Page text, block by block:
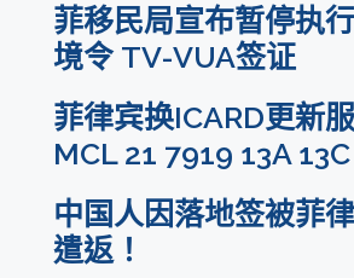
菲移民局宣布暂停执
境令 TV-VUA签证
菲律宾换ICARD更新
MCL 21 7919 13A
中国人因落地签被菲
遣返！